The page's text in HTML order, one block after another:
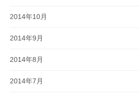
2014年10月
2014年9月
2014年8月
2014年7月